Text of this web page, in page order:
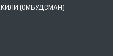
(ОМБУДСМАН)